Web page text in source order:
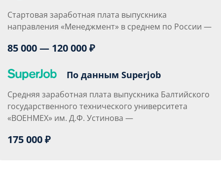
Стартовая заработная плата выпускника
направления «Менеджмент» в среднем по России —
85 000 — 120 000 ₽
По данным Superjob
Средняя заработная плата выпускника Балтийского
государственного технического университета
«ВОЕНМЕХ» им. Д.Ф. Устинова —
175 000 ₽